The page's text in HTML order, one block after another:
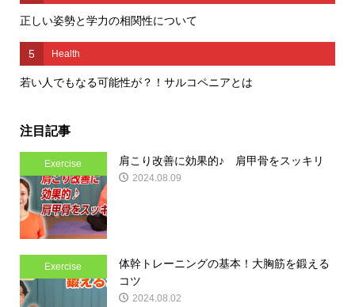
正しい姿勢と学力の相関性について
5 Health
若い人でもなる可能性が？！サルコペニアとは
注目記事
Exercise 肩こり改善に効果的♪ 肩甲骨をスッキリ
2024.08.09
Exercise
体幹トレーニングの基本！大胸筋を鍛える
コツ
2024.08.02